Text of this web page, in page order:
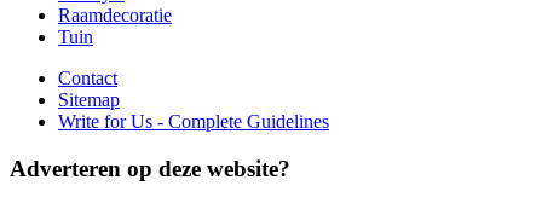
Raamdecoratie
Tuin
Contact
Sitemap
Write for Us - Complete Guidelines
Adverteren op deze website?